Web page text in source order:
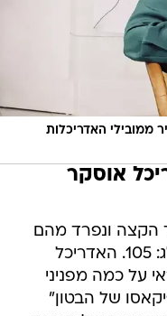
ממובילי האדריכלות
אוסקר
הקצה ונפרד מהם
לפני מספר חודשים בגיל המפולג: 105. האדריכל
על כמה מפניני
של הבטון"